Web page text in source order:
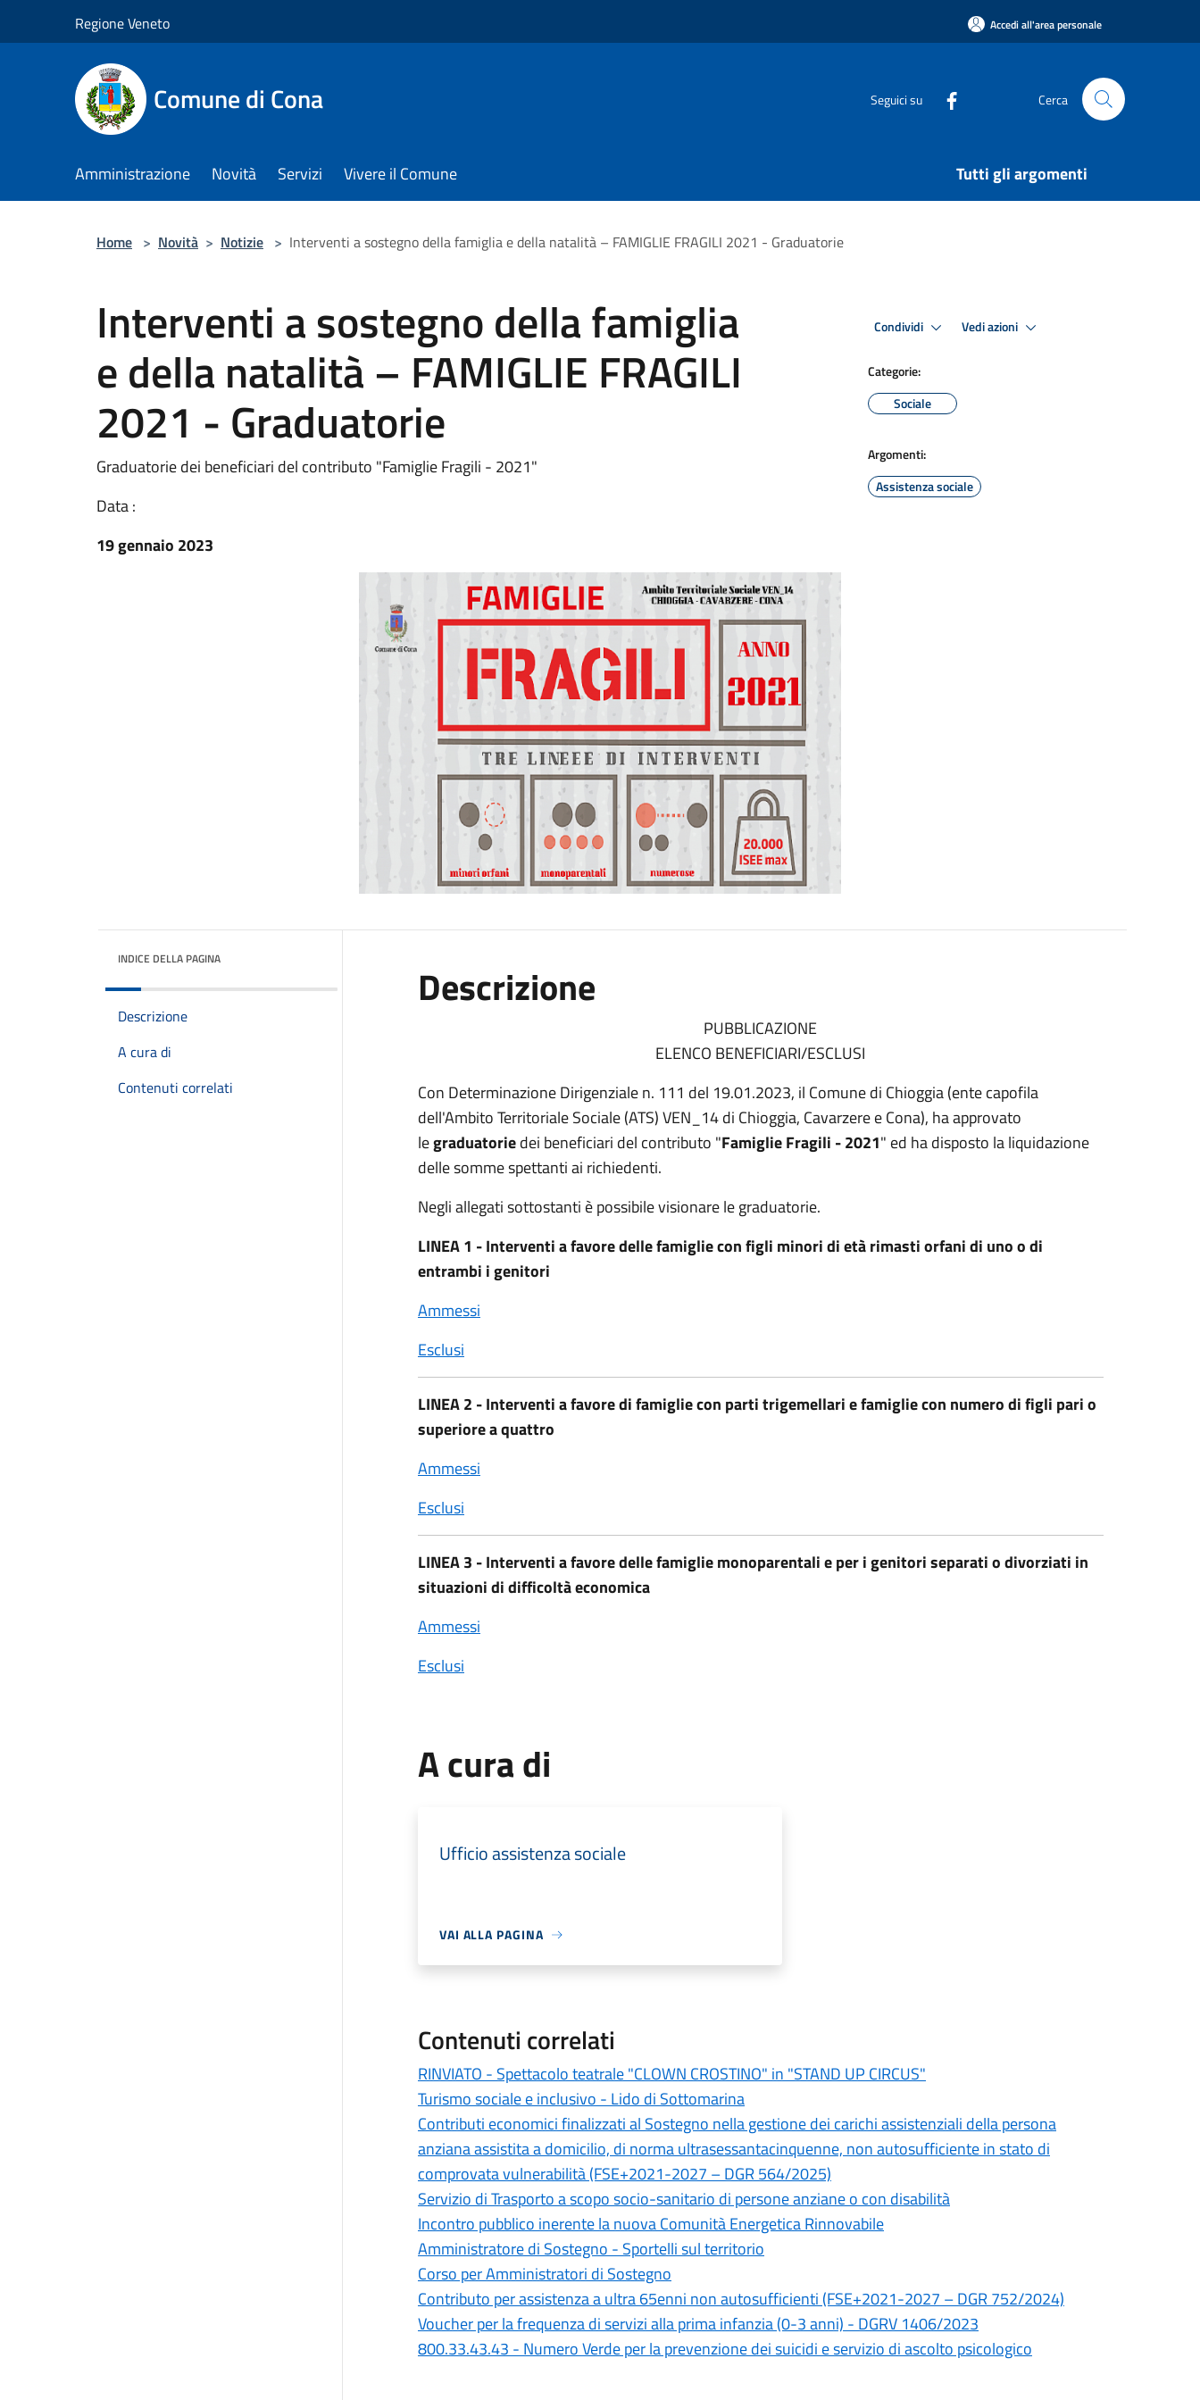
Regione Veneto Accedi all'area personale
Comune di Cona Seguici su Cerca
Amministrazione Novità Servizi Vivere il Comune Tutti gli argomenti
Home > Novità > Notizie > Interventi a sostegno della famiglia e della natalità – FAMIGLIE FRAGILI 2021 - Graduatorie
Interventi a sostegno della famiglia
e della natalità – FAMIGLIE FRAGILI
2021 - Graduatorie
Graduatorie dei beneficiari del contributo "Famiglie Fragili - 2021"
Data :
19 gennaio 2023
Condividi Vedi azioni
Categorie:
Sociale
Argomenti:
Assistenza sociale
INDICE DELLA PAGINA
Descrizione
A cura di
Contenuti correlati
Descrizione
PUBBLICAZIONE
ELENCO BENEFICIARI/ESCLUSI
Con Determinazione Dirigenziale n. 111 del 19.01.2023, il Comune di Chioggia (ente capofila
dell'Ambito Territoriale Sociale (ATS) VEN_14 di Chioggia, Cavarzere e Cona), ha approvato
legraduatoriedei beneficiari del contributo "Famiglie Fragili - 2021" ed ha disposto la liquidazione
delle somme spettanti ai richiedenti.
Negli allegati sottostanti è possibile visionare le graduatorie.
LINEA 1 - Interventi a favore delle famiglie con figli minori di età rimasti orfani di uno o di
entrambi i genitori
Ammessi
Esclusi
LINEA 2 - Interventi a favore di famiglie con parti trigemellari e famiglie con numero di figli pari o
superiore a quattro
Ammessi
Esclusi
LINEA 3 - Interventi a favore delle famiglie monoparentali e per i genitori separati o divorziati in
situazioni di difficoltà economica
Ammessi
Esclusi
A cura di
Ufficio assistenza sociale
VAI ALLA PAGINA
Contenuti correlati
RINVIATO - Spettacolo teatrale "CLOWN CROSTINO" in "STAND UP CIRCUS"
Turismo sociale e inclusivo - Lido di Sottomarina
Contributi economici finalizzati al Sostegno nella gestione dei carichi assistenziali della persona
anziana assistita a domicilio, di norma ultrasessantacinquenne, non autosufficiente in stato di
comprovata vulnerabilità (FSE+2021-2027 – DGR 564/2025)
Servizio di Trasporto a scopo socio-sanitario di persone anziane o con disabilità
Incontro pubblico inerente la nuova Comunità Energetica Rinnovabile
Amministratore di Sostegno - Sportelli sul territorio
Corso per Amministratori di Sostegno
Contributo per assistenza a ultra 65enni non autosufficienti (FSE+2021-2027 – DGR 752/2024)
Voucher per la frequenza di servizi alla prima infanzia (0-3 anni) - DGRV 1406/2023
800.33.43.43 - Numero Verde per la prevenzione dei suicidi e servizio di ascolto psicologico